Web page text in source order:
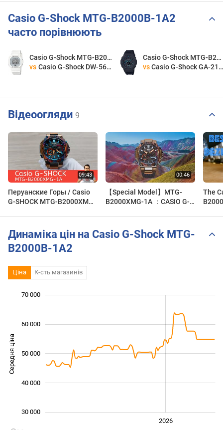
Casio G-Shock MTG-B2000B-1A2
часто порівнюють
Casio G-Shock MTG-B2000B-1A2
vs Casio G-Shock DW-5600MW-7
Casio G-Shock MTG-B2000B-1A2
vs Casio G-Shock GA-2100-1A2
Відеоогляди 9
Перуанские Горы / Casio
G-SHOCK MTG-B2000XMG-
【Special Model】MTG-
B2000XMG-1A ：CASIO G-
The
Динаміка цін на Casio G-Shock MTG-
B2000B-1A2
Ціна К-сть магазинів
Середня ціна 35 000
30 000
40 000
50 000
60 000
70 000
2026